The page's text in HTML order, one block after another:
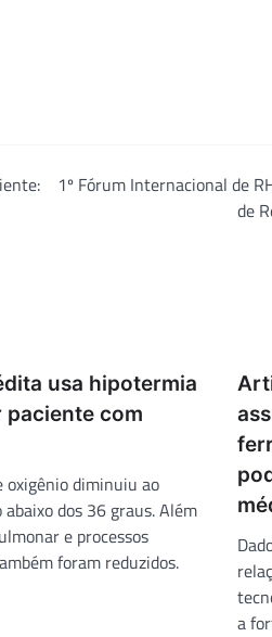
1º Fórum Internacional de
de
usa hipotermia
paciente com
oxigênio diminuiu ao
dos 36 graus. Além
e processos
foram reduzidos.
a